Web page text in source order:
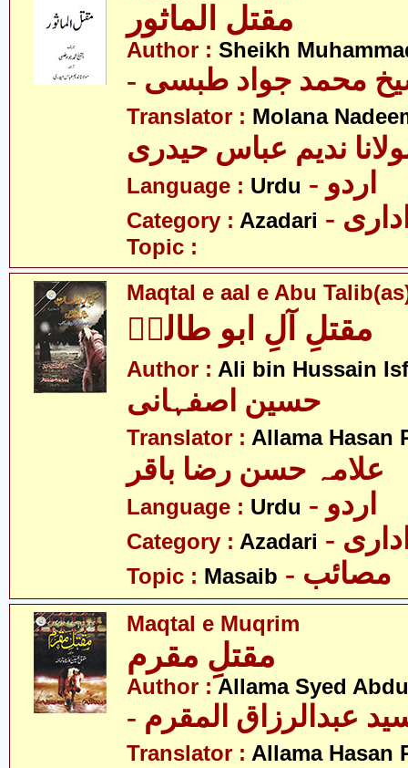
مقتل الماثور
Author : Sheikh
محمد جواد طبسی
Translator : Molana
ندیم عباس حیدری
Language : Urdu - اردو
Category : Azadari
Topic :
Maqtal e aal e Abu
مقتلِ آلِ ابو طالبؑ
Author : Ali bin Hussain
حسین اصفہانی
Translator : Allama Hasan
علامہ حسن رضا باقر
Language : Urdu - اردو
Category : Azadari
Topic : Masaib - مصائب
Maqtal e Muqrim
مقتلِ مقرم
Author :Allama Syed
عبدالرزاق المقرم
Translator : Allama Hasan